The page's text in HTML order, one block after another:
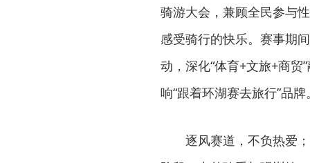
骑游大会，兼顾全民参与
感受骑行的快乐。赛事期
动，深化“体育+文旅+商
响“跟着环湖赛去旅行”品牌
逐风赛道，不负热爱